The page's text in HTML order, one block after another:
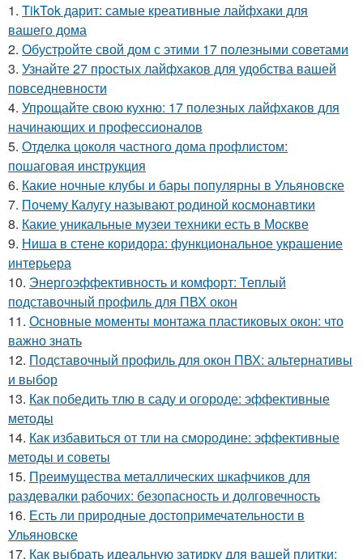
1. TikTok дарит: самые креативные лайфхаки для
вашего дома
2. Обустройте свой дом с этими 17 полезными советами
3. Узнайте 27 простых лайфхаков для удобства вашей
повседневности
4. Упрощайте свою кухню: 17 полезных лайфхаков для
начинающих и профессионалов
5. Отделка цоколя частного дома профлистом:
пошаговая инструкция
6. Какие ночные клубы и бары популярны в Ульяновске
7. Почему Калугу называют родиной космонавтики
8. Какие уникальные музеи техники есть в Москве
9. Ниша в стене коридора: функциональное украшение
интерьера
10. Энергоэффективность и комфорт: Теплый
подставочный профиль для ПВХ окон
11. Основные моменты монтажа пластиковых окон: что
важно знать
12. Подставочный профиль для окон ПВХ: альтернативы
и выбор
13. Как победить тлю в саду и огороде: эффективные
методы
14. Как избавиться от тли на смородине: эффективные
методы и советы
15. Преимущества металлических шкафчиков для
раздевалки рабочих: безопасность и долговечность
16. Есть ли природные достопримечательности в
Ульяновске
17. Как выбрать идеальную затирку для вашей плитки: